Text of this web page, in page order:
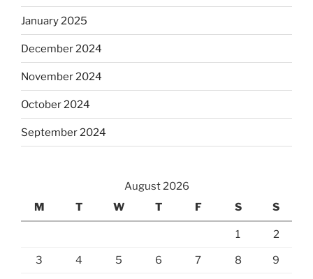
January 2025
December 2024
November 2024
October 2024
September 2024
August 2026
M
T W T F S S
1 2
3 4 5 6 7 8 9